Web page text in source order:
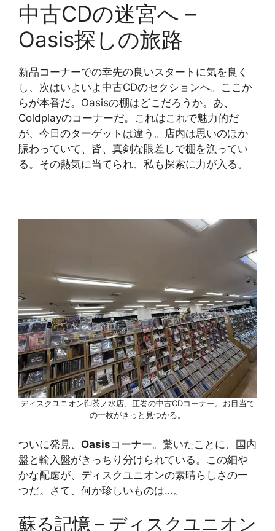
中古CDの迷宮へ –
Oasis探しの旅路
新品コーナーでの幸先の良いスタートに気を良く
し、次はいよいよ中古CDのセクションへ。ここか
らが本番だ。Oasisの棚はどこだろうか。あ、
Coldplayのコーナーだ。これはこれで魅力的だ
が、今日のターゲットは違う。店内は思いのほか
賑わっていて、皆、真剣な眼差しで棚を漁ってい
る。その熱気に当てられ、私も探索に力が入る。
ディスクユニオン御茶ノ水店、圧巻の中古CDコーナー。お目当て
の一枚がきっと見つかる。
ついに発見、 Oasisコーナー。驚いたことに、国内
盤と輸入盤がきっちり分けられている。この細や
かな配慮が、ディスクユニオンの素晴らしさの一
つだ。さて、何か珍しいものは…。
蘇る記憶 – ディスクユニオン